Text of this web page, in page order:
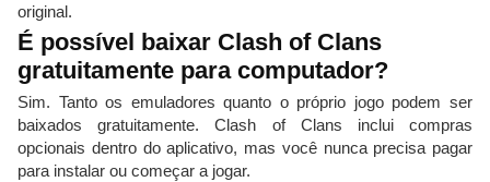
original.
É possível baixar Clash of Clans
gratuitamente para computador?
Sim. Tanto os emuladores quanto o próprio jogo podem ser
baixados gratuitamente. Clash of Clans inclui compras
opcionais dentro do aplicativo, mas você nunca precisa pagar
para instalar ou começar a jogar.